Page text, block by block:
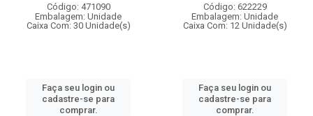
Código: 471090
Embalagem: Unidade
Caixa Com: 30 Unidade(s)
Faça seu login ou
cadastre-se para
comprar.
Código: 622229
Embalagem: Unidade
Caixa Com: 12 Unidade(s)
Faça seu login ou
cadastre-se para
comprar.